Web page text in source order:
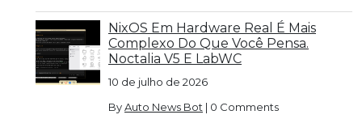
NixOS Em Hardware Real É Mais
Complexo Do Que Você Pensa.
Noctalia V5 E LabWC
10 de julho de 2026
ByAuto News Bot | 0 Comments